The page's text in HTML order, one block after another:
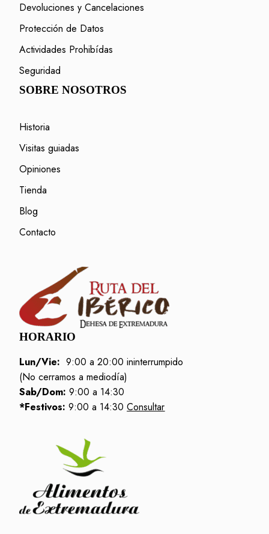
Devoluciones y Cancelaciones
Protección de Datos
Actividades Prohibídas
Seguridad
SOBRE NOSOTROS
Historia
Visitas guiadas
Opiniones
Tienda
Blog
Contacto
HORARIO
Lun/Vie: 9:00 a 20:00 ininterrumpido
(No cerramos a mediodía)
Sab/Dom: 9:00 a 14:30
*Festivos:9:00 a 14:30Consultar